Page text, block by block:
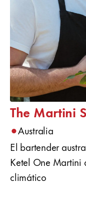
The Martini
•Australia
El bartender
Ketel One Martini
climático